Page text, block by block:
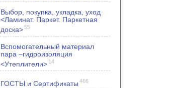
Выбор, покупка, укладка, уход
<Ламинат. Паркет. Паркетная
доска>55
Вспомогательный материал
пара –гидроизоляция
<Утеплители> 14
ГОСТЫ и Сертификаты 466